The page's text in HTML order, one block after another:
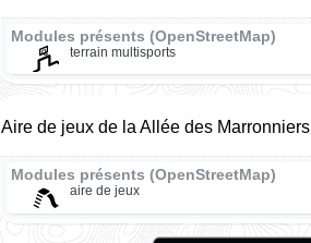
Modules présents (OpenStreetMap)
terrain multisports
Aire de jeux de la Allée des Marronniers
Modules présents (OpenStreetMap)
aire de jeux